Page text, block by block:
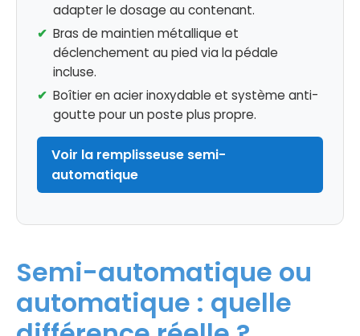
adapter le dosage au contenant.
Bras de maintien métallique et
déclenchement au pied via la pédale
incluse.
Boîtier en acier inoxydable et système anti-
goutte pour un poste plus propre.
Voir la remplisseuse semi-
automatique
Semi-automatique ou
automatique : quelle